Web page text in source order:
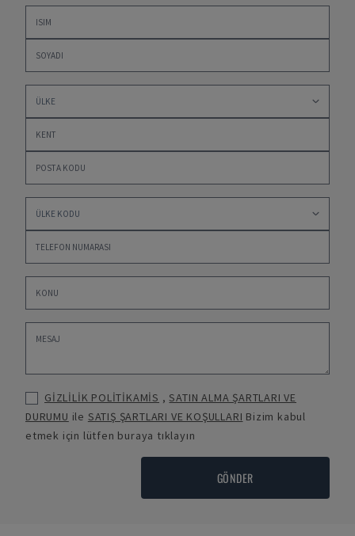
GİZLİLİK POLİTİKAMİS ,SATIN ALMA ŞARTLARI VE
DURUMU ile SATIŞ ŞARTLARI VE KOŞULLARI Bizim kabul
etmek için lütfen buraya tıklayın
GÖNDER